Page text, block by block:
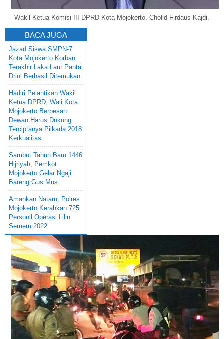
Wakil Ketua Komisi III DPRD Kota Mojokerto, Cholid Firdaus Kajdi.
BACA JUGA
Jazad Siswa SMPN-7
Kota Mojokerto Korban
Terakhir Laka Laut Pantai
Drini Berhasil Ditemukan
Hadiri Pelantikan Wakil
Ketua DPRD, Wali Kota
Mojokerto Berpesan
Dewan Harus Dukung
Terciptanya Pilkada 2018
Kerkualitas
Sambut Tahun Baru 1446
Hijriyah, Pemkot
Mojokerto Gelar Ngaji
Bareng Gus Mus
Amankan Nataru, Polres
Mojokerto Kerahkan 725
Personil Operasi Lilin
Semeru 2022